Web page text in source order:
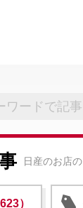
日産のお店
）